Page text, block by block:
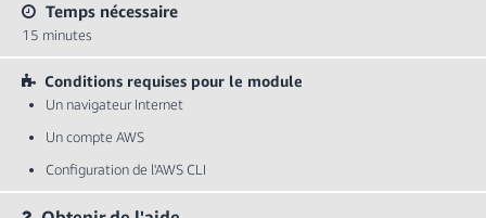
Temps nécessaire
15 minutes
Conditions requises pour le module
Un navigateur Internet
Un compte AWS
Configuration de l'AWS CLI